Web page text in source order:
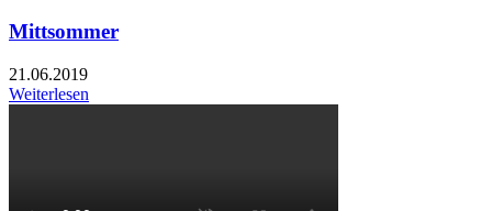
Mittsommer
21.06.2019
Weiterlesen